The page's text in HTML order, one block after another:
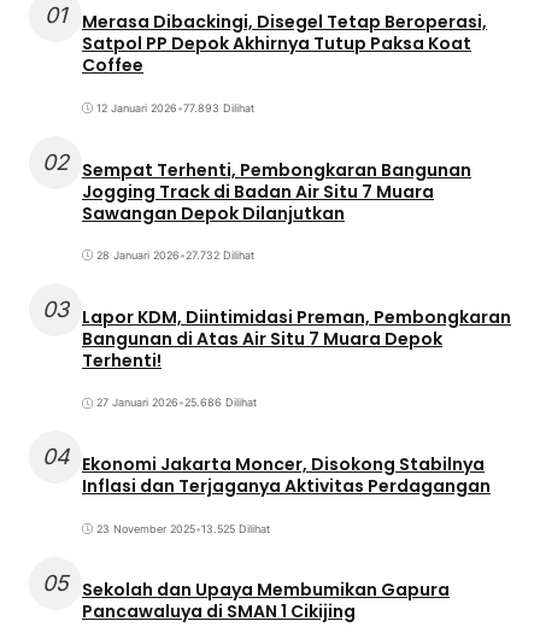
01
Merasa Dibackingi, Disegel Tetap Beroperasi,
Satpol PP Depok Akhirnya Tutup Paksa Koat
Coffee
12 Januari 2026•77.893 Dilihat
02 Sempat Terhenti, Pembongkaran Bangunan
Jogging Track di Badan Air Situ 7 Muara
Sawangan Depok Dilanjutkan
28 Januari 2026•27.732 Dilihat
03 Lapor KDM, Diintimidasi Preman, Pembongkaran
Bangunan di Atas Air Situ 7 Muara Depok
Terhenti!
27 Januari 2026•25.686 Dilihat
04 Ekonomi Jakarta Moncer, Disokong Stabilnya
Inflasi dan Terjaganya Aktivitas Perdagangan
23 November 2025•13.525 Dilihat
05 Sekolah dan Upaya Membumikan Gapura
Pancawaluya di SMAN 1 Cikijing